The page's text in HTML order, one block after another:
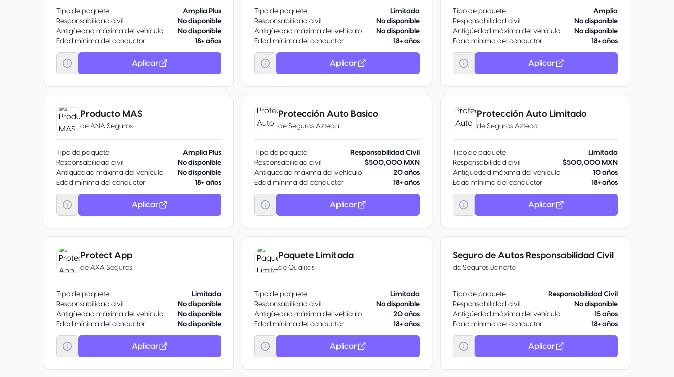
Tipo de paquete
Amplia Plus
Responsabilidad civil
No disponible
Antigüedad máxima del vehículo
No disponible
Edad mínima del conductor
18+ años
Aplicar
Tipo de paquete
Limitada
Responsabilidad civil
No disponible
Antigüedad máxima del vehículo
No disponible
Edad mínima del conductor
18+ años
Aplicar
Tipo de paquete
Amplia
Responsabilidad civil
No disponible
Antigüedad máxima del vehículo
No disponible
Edad mínima del conductor
18+ años
Aplicar
Producto MAS
de ANA Seguros
Tipo de paquete
Amplia Plus
Responsabilidad civil
No disponible
Antigüedad máxima del vehículo
No disponible
Edad mínima del conductor
18+ años
Aplicar
Protección Auto Basico
de Seguros Azteca
Tipo de paquete
Responsabilidad Civil
Responsabilidad civil
$500,000 MXN
Antigüedad máxima del vehículo
20 años
Edad mínima del conductor
18+ años
Aplicar
Protección Auto Limitado
de Seguros Azteca
Tipo de paquete
Limitada
Responsabilidad civil
$500,000 MXN
Antigüedad máxima del vehículo
10 años
Edad mínima del conductor
18+ años
Aplicar
Protect App
de AXA Seguros
Tipo de paquete
Limitada
Responsabilidad civil
No disponible
Antigüedad máxima del vehículo
No disponible
Edad mínima del conductor
No disponible
Aplicar
Paquete Limitada
de Quálitas
Tipo de paquete
Limitada
Responsabilidad civil
No disponible
Antigüedad máxima del vehículo
20 años
Edad mínima del conductor
18+ años
Aplicar
Seguro de Autos Responsabilidad Civil
de Seguros Banorte
Tipo de paquete
Responsabilidad Civil
Responsabilidad civil
No disponible
Antigüedad máxima del vehículo
15 años
Edad mínima del conductor
18+ años
Aplicar